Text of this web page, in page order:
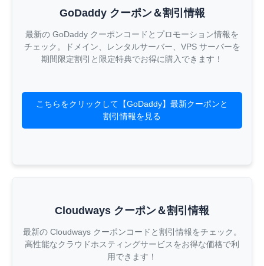
GoDaddy クーポン＆割引情報
最新の GoDaddy クーポンコードとプロモーション情報を
チェック。ドメイン、レンタルサーバー、VPS サーバーを
期間限定割引と限定特典でお得に購入できます！
こちらをクリックして【GoDaddy】最新クーポンと
割引情報を見る
Cloudways クーポン＆割引情報
最新の Cloudways クーポンコードと割引情報をチェック。
高性能なクラウドホスティングサービスをお得な価格で利
用できます！